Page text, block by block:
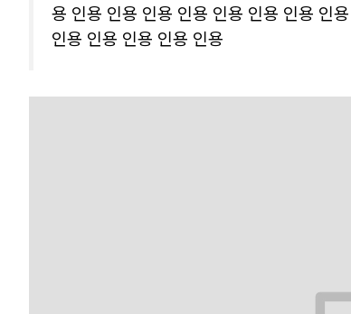
용 인용 인용 인용 인용 인용 인용 인용 인
인용 인용 인용 인용 인용